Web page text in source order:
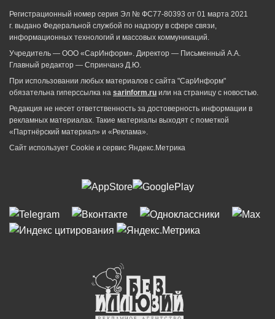
Регистрационный номер серия Эл № ФС77-80393 от 01 марта 2021
г. выдано Федеральной службой по надзору в сфере связи,
информационных технологий и массовых коммуникаций.
Учредитель — ООО «СарИнформ». Директор — Письменный А.А.
Главный редактор — Спринчанэ Д.Ю.
При использовании любых материалов с сайта "СарИнформ"
обязательна гиперссылка на sarinform.ru или на страницу с новостью.
Редакция не несет ответственность за достоверность информации в
рекламных материалах. Такие материалы выходят с пометкой
«Партнёрский материал» и «Реклама».
Сайт использует Cookie и сервиc Яндекс.Метрика